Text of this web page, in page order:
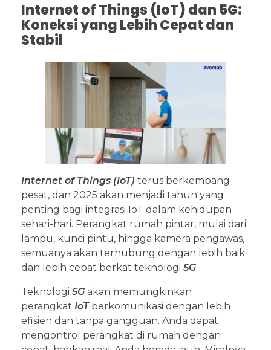
Internet of Things (IoT) dan 5G:
Koneksi yang Lebih Cepat dan
Stabil
Internet of Things (IoT) terus berkembang
pesat, dan 2025 akan menjadi tahun yang
penting bagi integrasi IoT dalam kehidupan
sehari-hari. Perangkat rumah pintar, mulai dari
lampu, kunci pintu, hingga kamera pengawas,
semuanya akan terhubung dengan lebih baik
dan lebih cepat berkat teknologi 5G.
Teknologi 5G akan memungkinkan
perangkat IoTberkomunikasi dengan lebih
efisien dan tanpa gangguan. Anda dapat
mengontrol perangkat di rumah dengan